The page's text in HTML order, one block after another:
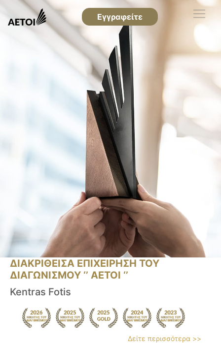
Εγγραφείτε
ΔΙΑΚΡΙΘΕΙΣΑ ΕΠΙΧΕΙΡΗΣΗ ΤΟΥ
ΔΙΑΓΩΝΙΣΜΟΥ ‘’ ΑΕΤΟΙ ‘’
Kentras Fotis
Δείτε περισσότερα >>